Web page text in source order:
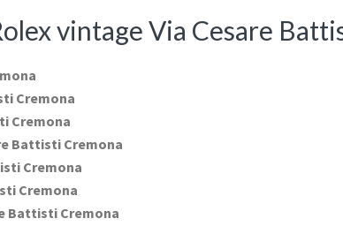
vintage Via Cesare
Cremona
Cremona
Battisti Cremona
Cremona
Cremona
Battisti Cremona